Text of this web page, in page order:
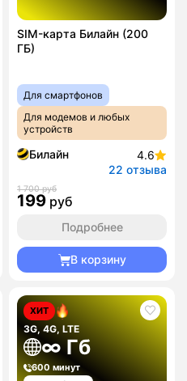
SIM-карта Билайн (200
ГБ)
Для смартфонов
Для модемов и любых
устройств
Билайн
4.6
22 отзыва
1 700 руб
199 руб
Подробнее
В корзину
ХИТ
3G, 4G, LTE
∞ Гб
600 минут